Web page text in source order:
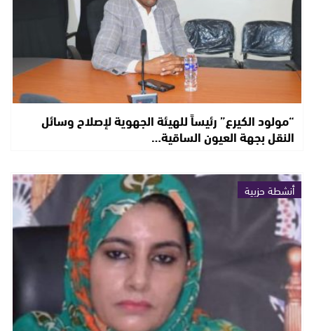
“مولود الكيرع” رئيساً للهيئة الجهوية لإصلاح وسائل
النقل بجهة العيون الساقية…
أنشطة حزبية